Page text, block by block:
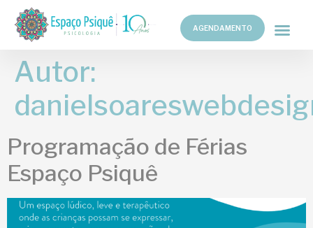
AGENDAMENTO
Autor:
Programação de Férias
Espaço Psiquê